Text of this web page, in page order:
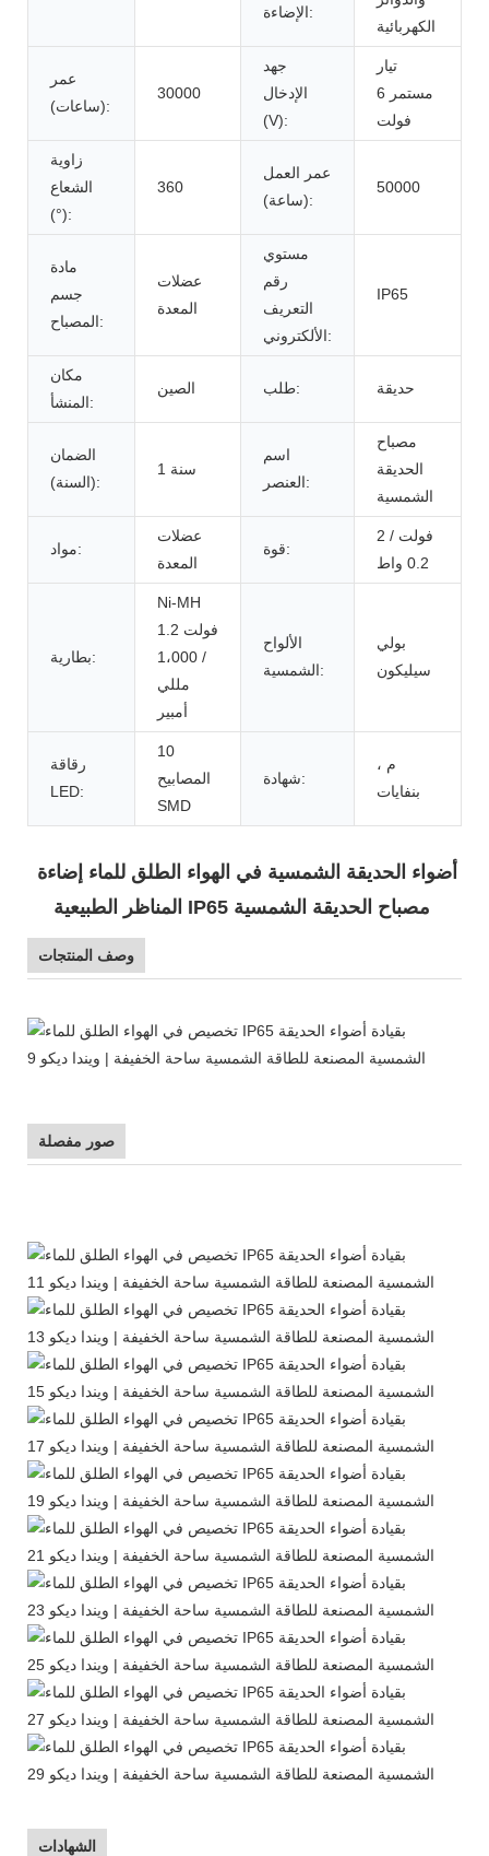
الإضاءة:
الكهربائية
عمر
(ساعات):
30000
جهد
الإدخال
(V):
تيار
مستمر 6
فولت
زاوية
الشعاع
(°):
360
عمر العمل
(ساعة):
50000
مادة
جسم
المصباح:
عضلات
المعدة
مستوي
رقم
التعريف
الألكتروني:
IP65
مكان
المنشأ:
الصين طلب: حديقة
الضمان
(السنة):
1 سنة
اسم
العنصر:
مصباح
الحديقة
الشمسية
مواد:
عضلات
المعدة
قوة:
2 فولت /
0.2 واط
بطارية:
Ni-MH
1.2 فولت
/ 1،000
مللي
أمبير
الألواح
الشمسية:
بولي
سيليكون
رقاقة
LED:
10
المصابيح
SMD
شهادة:
م ،
بنفايات
أضواء الحديقة الشمسية في الهواء الطلق للماء إضاءة
وصف المنتجات
صور مفصلة
الشهادات